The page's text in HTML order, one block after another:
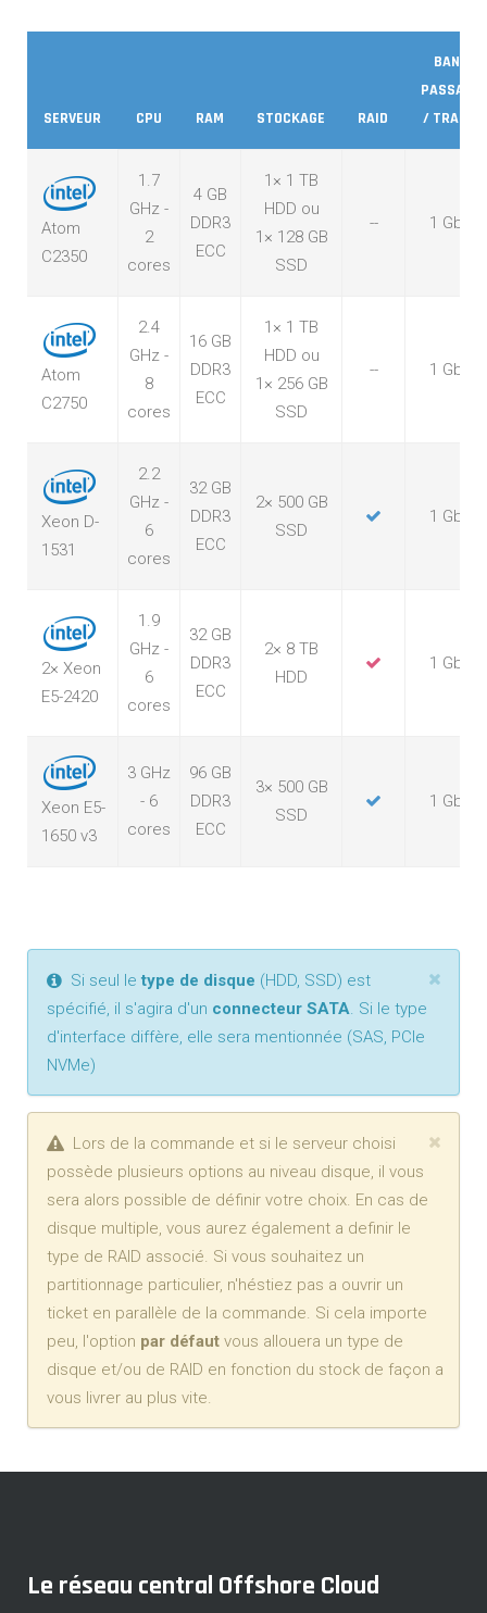
SERVEUR CPU RAM STOCKAGE RAID
BANDE
/ TRAFFIC
Atom
C2350
1.7
GHz -
2
cores
4 GB
DDR3
ECC
1× 1 TB
HDD ou
1× 128 GB
SSD
-- 1 Gbps
Atom
C2750
2.4
GHz -
8
cores
16 GB
DDR3
ECC
1× 1 TB
HDD ou
1× 256 GB
SSD
-- 1 Gbps
Xeon D-
1531
2.2
GHz -
6
cores
32 GB
DDR3
ECC
2× 500 GB
SSD
1 Gbps
2× Xeon
E5-2420
1.9
GHz -
6
cores
32 GB
DDR3
ECC
2× 8 TB
HDD
1 Gbps
Xeon E5-
1650 v3
3 GHz
- 6
cores
96 GB
DDR3
ECC
3× 500 GB
SSD
1 Gbps
Si seul le type de disque (HDD, SSD) est
spécifié, il s'agira d'un connecteur SATA. Si le type
d'interface diffère, elle sera mentionnée (SAS, PCIe
NVMe)
Lors de la commande et si le serveur choisi
possède plusieurs options au niveau disque, il vous
sera alors possible de définir votre choix. En cas de
disque multiple, vous aurez également a definir le
type de RAID associé. Si vous souhaitez un
partitionnage particulier, n'héstiez pas a ouvrir un
ticket en parallèle de la commande. Si cela importe
peu, l'option par défaut vous allouera un type de
disque et/ou de RAID en fonction du stock de façon a
vous livrer au plus vite.
Le réseau central Offshore Cloud